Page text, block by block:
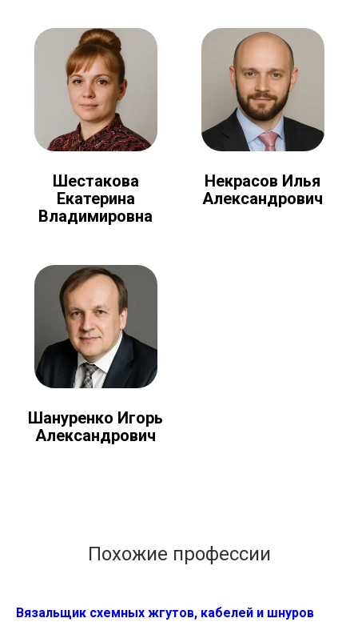
Шестакова
Екатерина
Владимировна
Некрасов Илья
Александрович
Шануренко Игорь
Александрович
Похожие профессии
Вязальщик схемных жгутов, кабелей и шнуров